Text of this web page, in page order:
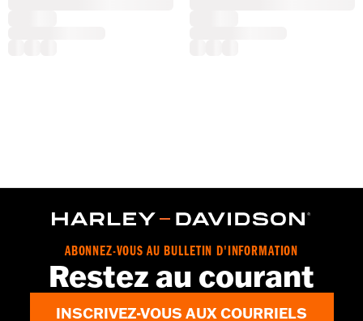
ABONNEZ-VOUS AU BULLETIN D'INFORMATION
Restez au courant
INSCRIVEZ-VOUS AUX COURRIELS